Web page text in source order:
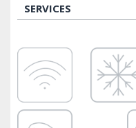
SERVICES